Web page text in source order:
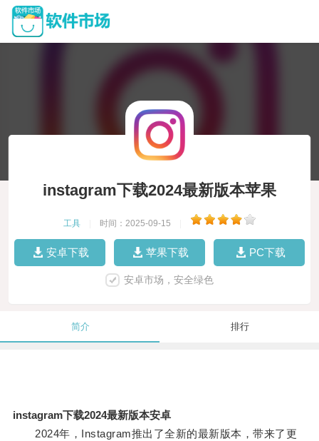
instagram下载2024最新版本苹果
工具 时间：2025-09-15
安卓下载 苹果下载 PC下载
安卓市场，安全绿色
简介 排行
instagram下载2024最新版本安卓
2024年，Instagram推出了全新的最新版本，带来了更